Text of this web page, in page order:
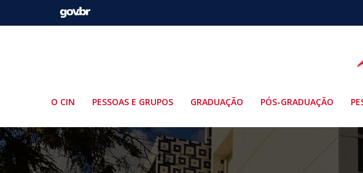
O CIN PESSOAS E GRUPOS GRADUAÇÃO PÓS-GRADUAÇÃO